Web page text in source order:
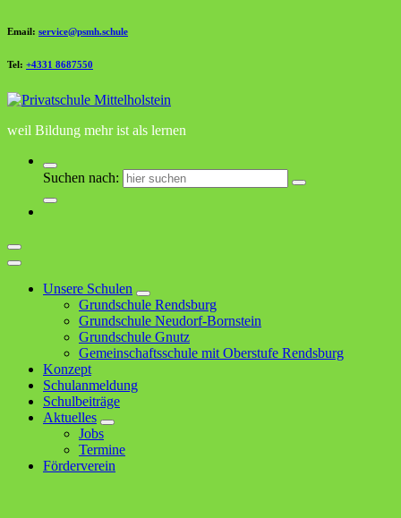
Email: service@psmh.schule
Tel: +4331 8687550
weil Bildung mehr ist als lernen
Suchen nach:
Unsere Schulen
Grundschule Rendsburg
Grundschule Neudorf-Bornstein
Grundschule Gnutz
Gemeinschaftsschule mit Oberstufe Rendsburg
Konzept
Schulanmeldung
Schulbeiträge
Aktuelles
Jobs
Termine
Förderverein